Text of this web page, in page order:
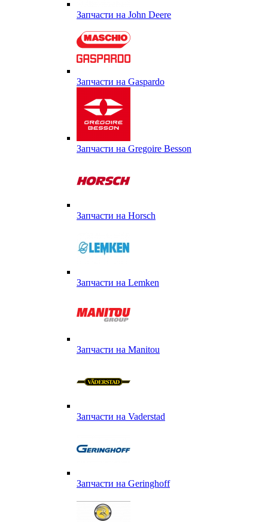
Запчасти на John Deere
Запчасти на Gaspardo
Запчасти на Gregoire Besson
Запчасти на Horsch
Запчасти на Lemken
Запчасти на Manitou
Запчасти на Vaderstad
Запчасти на Geringhoff